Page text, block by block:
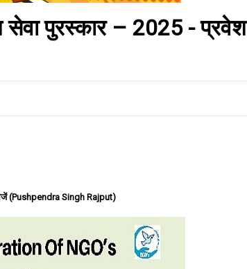
सेवा पुरस्कार – 2025 - प्रवेश
(Pushpendra Singh Rajput)